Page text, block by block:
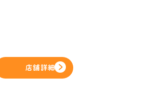
店舗詳細